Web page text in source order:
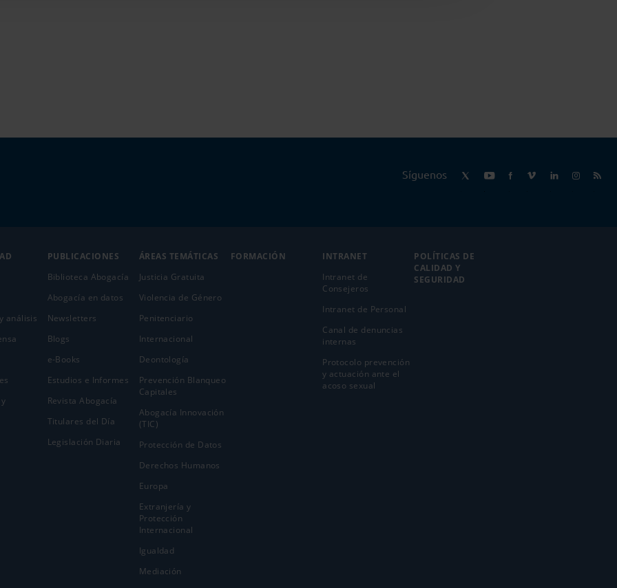
Síguenos
análisis
PUBLICACIONES
Biblioteca Abogacía
Abogacía en datos
Newsletters
Blogs
e-Books
Estudios e Informes
Revista Abogacía
Titulares del Día
Legislación Diaria
ÁREAS TEMÁTICAS
Justicia Gratuita
Violencia de Género
Penitenciario
Internacional
Deontología
Prevención Blanqueo
Capitales
Abogacía Innovación
(TIC)
Protección de Datos
Derechos Humanos
Europa
Extranjería y
Protección
Internacional
Igualdad
Mediación
FORMACIÓN
INTRANET
Intranet de
Consejeros
Intranet de Personal
Canal de denuncias
internas
Protocolo prevención
y actuación ante el
acoso sexual
POLÍTICAS DE
CALIDAD Y
SEGURIDAD